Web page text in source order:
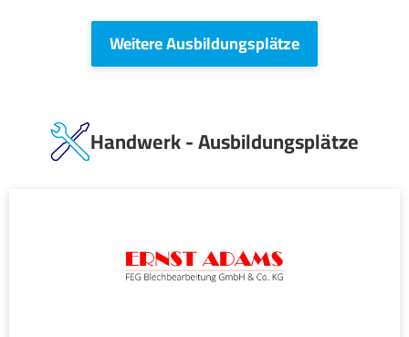
Weitere Ausbildungsplätze
Handwerk - Ausbildungsplätze